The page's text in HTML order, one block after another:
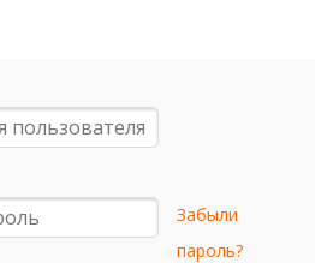
Забыли
пароль?